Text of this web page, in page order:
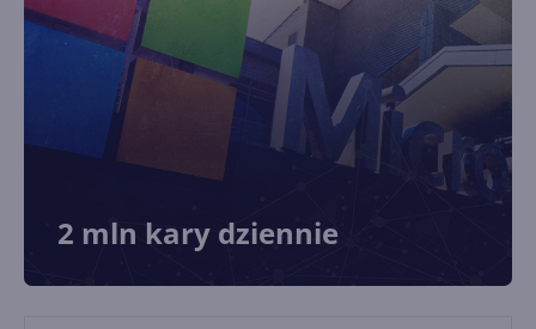
2 mln kary dziennie